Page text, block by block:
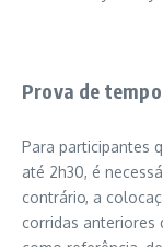
Prova de tempo
Para participantes
até 2h30, é
contrário, a
corridas anteriores